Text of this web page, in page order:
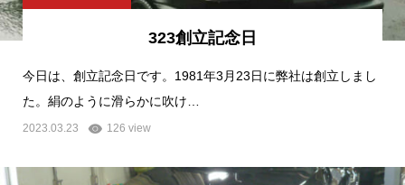
323創立記念日
今日は、創立記念日です。1981年3月23日に弊社は創立しまし
た。絹のように滑らかに吹け…
2023.03.23 126 view